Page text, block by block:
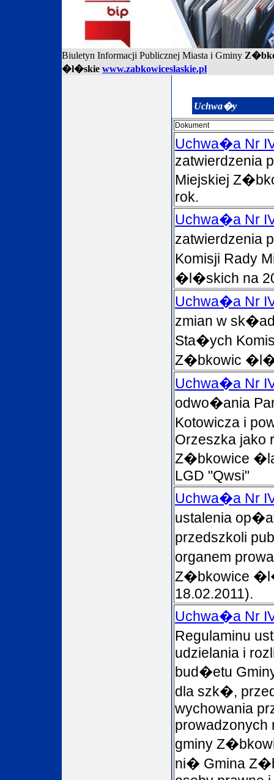
Biuletyn Informacji Publicznej Miasta i Gminy
�l�skie www.zabkowiceslaskie.pl
Uchwa�y
Dokument
Uchwa�a Nr
zatwierdzenia
Miejskiej
rok.
Uchwa�a Nr
zatwierdzenia
Komisji Rady
�l�skich na
Uchwa�a Nr
zmian w
Sta�ych
Z�bkowic
Uchwa�a Nr
odwo�ania
Kotowicza i
Orzeszka jako
Z�bkowice
LGD "Qwsi"
Uchwa�a Nr
ustalenia
przedszkoli
organem
Z�bkowice
18.02.2011).
Uchwa�a Nr
Regulaminu
udzielania i
bud�etu
dla szk�,
wychowania
prowadzonych
gminy
ni� Gmina